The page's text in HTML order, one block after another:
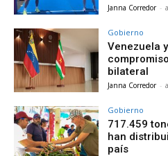
Janna Corredor -
Gobierno
Venezuela
bilateral
Janna Corredor -
Gobierno
717.459
han
país